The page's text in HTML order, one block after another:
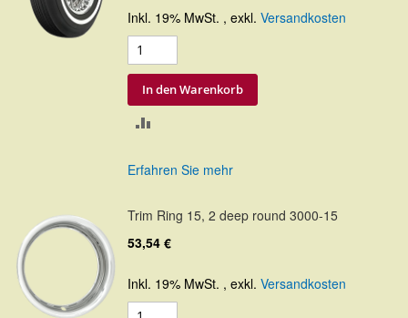
Inkl. 19% MwSt. , exkl. Versandkosten
In den Warenkorb
Erfahren Sie mehr
Trim Ring 15, 2 deep round 3000-15
53,54 €
Inkl. 19% MwSt. , exkl. Versandkosten